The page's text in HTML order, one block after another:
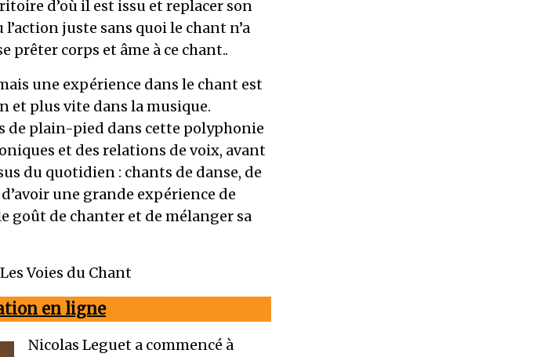
d’où il est issu et replacer son
juste sans quoi le chant n’a
prêter corps et âme à ce chant..
une expérience dans le chant est
et plus vite dans la musique.
de plain-pied dans cette polyphonie
et des relations de voix, avant
du quotidien : chants de danse, de
une grande expérience de
goût de chanter et de mélanger sa
Voies du Chant
en ligne
Nicolas Leguet a commencé à